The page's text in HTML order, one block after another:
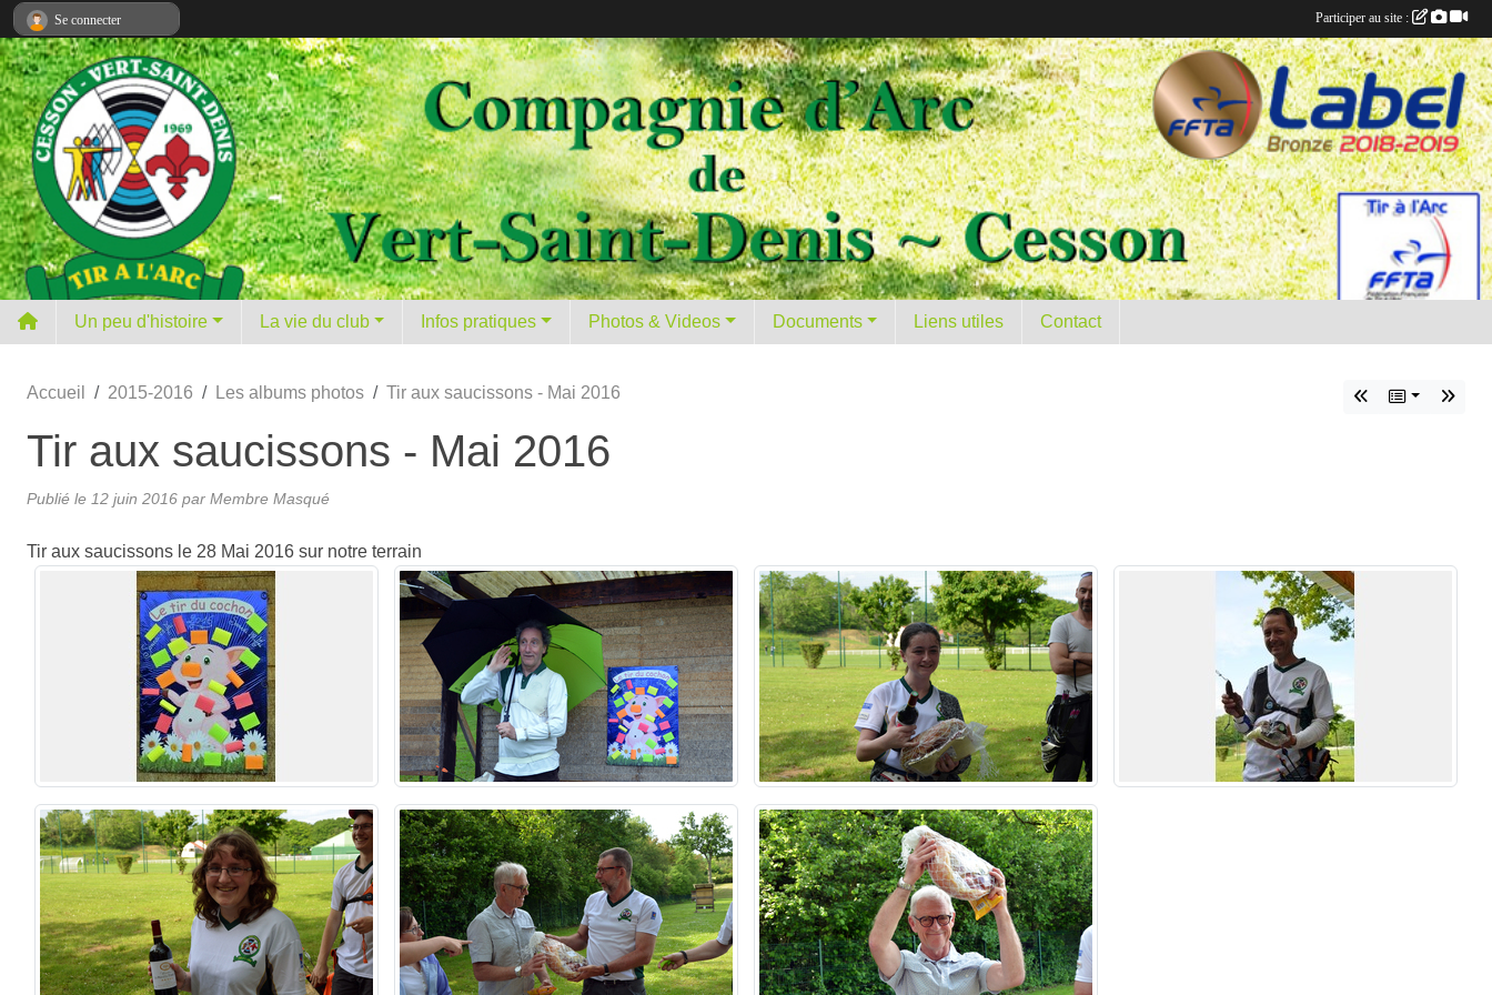
Un peu d'histoire La vie du club Infos pratiques Photos & Videos Documents Liens utiles Contact
Accueil 2015-2016 Les albums photos Tir aux saucissons - Mai 2016
Tir aux saucissons - Mai 2016
Publié le 12 juin 2016 par Membre Masqué
Tir aux saucissons le 28 Mai 2016 sur notre terrain
Se connecter Participer au site :
Panneau de gestion des cookies